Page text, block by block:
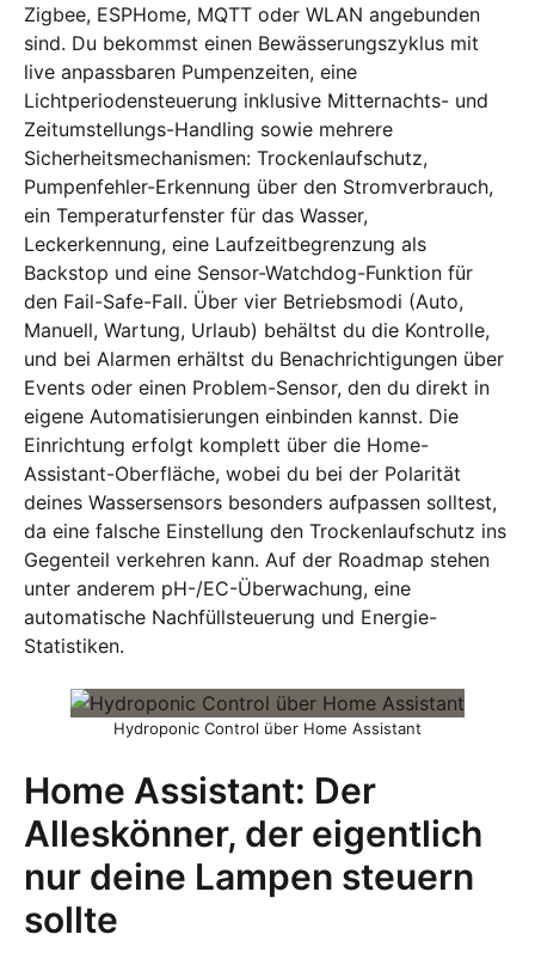
Zigbee, ESPHome, MQTT oder WLAN angebunden
sind. Du bekommst einen Bewässerungszyklus mit
live anpassbaren Pumpenzeiten, eine
Lichtperiodensteuerung inklusive Mitternachts- und
Zeitumstellungs-Handling sowie mehrere
Sicherheitsmechanismen: Trockenlaufschutz,
Pumpenfehler-Erkennung über den Stromverbrauch,
ein Temperaturfenster für das Wasser,
Leckerkennung, eine Laufzeitbegrenzung als
Backstop und eine Sensor-Watchdog-Funktion für
den Fail-Safe-Fall. Über vier Betriebsmodi (Auto,
Manuell, Wartung, Urlaub) behältst du die Kontrolle,
und bei Alarmen erhältst du Benachrichtigungen über
Events oder einen Problem-Sensor, den du direkt in
eigene Automatisierungen einbinden kannst. Die
Einrichtung erfolgt komplett über die Home-
Assistant-Oberfläche, wobei du bei der Polarität
deines Wassersensors besonders aufpassen solltest,
da eine falsche Einstellung den Trockenlaufschutz ins
Gegenteil verkehren kann. Auf der Roadmap stehen
unter anderem pH-/EC-Überwachung, eine
automatische Nachfüllsteuerung und Energie-
Statistiken.
Hydroponic Control über Home Assistant
Home Assistant: Der
Alleskönner, der eigentlich
nur deine Lampen steuern
sollte